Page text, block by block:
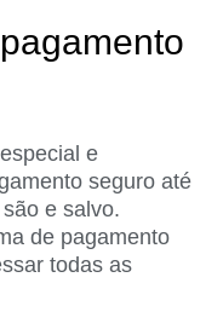
e
seguro até
e salvo.
de pagamento
todas as